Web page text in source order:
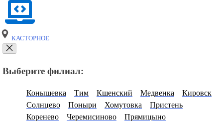
КАСТОРНОЕ
Выберите филиал:
Конышевка Тим Кшенский Медвенка
Кировск
Солнцево
Поныри Хомутовка
Пристень
Коренево
Черемисиново Прямицыно